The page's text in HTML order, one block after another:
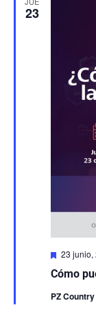
23
Cómo
23 junio,
PZ